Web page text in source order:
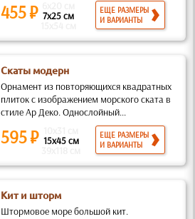
455 ₽ 7x25 см
ЕЩЕ РАЗМЕРЫ
И ВАРИАНТЫ
Скаты модерн
Орнамент из повторяющихся квадратных
плиток с изображением морского ската в
стиле Ар Деко. Однослойный...
595 ₽ 15x45 см
ЕЩЕ РАЗМЕРЫ
И ВАРИАНТЫ
Кит и шторм
Штормовое море большой кит.